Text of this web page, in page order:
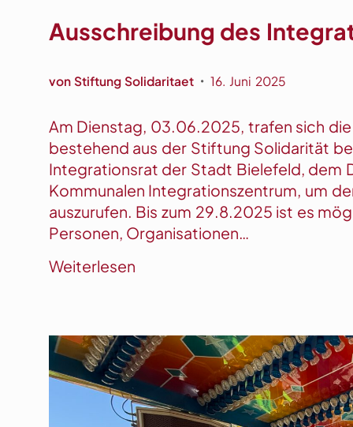
a
m
s
e
r
f
a
h
r
e
M
e
n
s
d
r
ü
r
K
i
n
d
r
s
u
c
h
Ausschreibung des
von Stiftung Solidaritaet • 16. Juni 2025
Am Dienstag, 03.06.2025, trafen sich
bestehend aus der Stiftung Solidarität
Integrationsrat der Stadt Bielefeld, dem
Kommunalen Integrationszentrum, um
auszurufen. Bis zum 29.8.2025 ist es
Personen, Organisationen…
Weiterlesen:
s
c
h
r